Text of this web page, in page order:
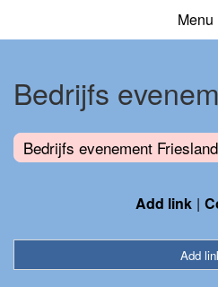
Menu
Bedrijfs
Bedrijfs evenement Friesland
Add link
Add